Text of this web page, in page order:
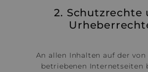
2. Schutzrechte
An allen Inhalten auf der
betriebenen Internetseiten